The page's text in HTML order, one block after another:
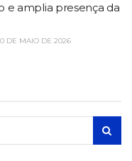
e amplia presença da
DE MAIO DE 2026